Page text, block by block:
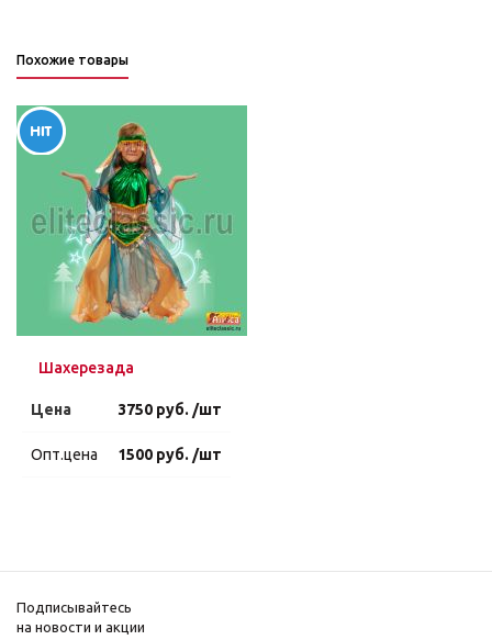
Похожие товары
Шахерезада
Цена 3750 руб. /шт
Опт.цена 1500 руб. /шт
Подписывайтесь
на новости и акции